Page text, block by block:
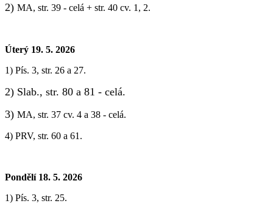
2) MA, str. 39 - celá + str. 40 cv. 1, 2.
Úterý 19. 5. 2026
1) Pís. 3, str. 26 a 27.
2) Slab., str. 80 a 81 - celá.
3) MA, str. 37 cv. 4 a 38 - celá.
4) PRV, str. 60 a 61.
Pondělí 18. 5. 2026
1) Pís. 3, str. 25.